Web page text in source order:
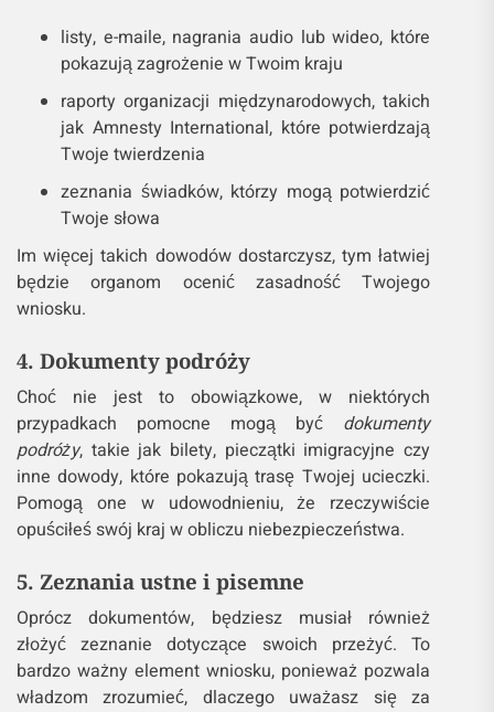
listy, e-maile, nagrania audio lub wideo, które
pokazują zagrożenie w Twoim kraju
raporty organizacji międzynarodowych, takich
jak Amnesty International, które potwierdzają
Twoje twierdzenia
zeznania świadków, którzy mogą potwierdzić
Twoje słowa
Im więcej takich dowodów dostarczysz, tym łatwiej
będzie organom ocenić zasadność Twojego
wniosku.
4. Dokumenty podróży
Choć nie jest to obowiązkowe, w niektórych
przypadkach pomocne mogą być dokumenty
podróży, takie jak bilety, pieczątki imigracyjne czy
inne dowody, które pokazują trasę Twojej ucieczki.
Pomogą one w udowodnieniu, że rzeczywiście
opuściłeś swój kraj w obliczu niebezpieczeństwa.
5. Zeznania ustne i pisemne
Oprócz dokumentów, będziesz musiał również
złożyć zeznanie dotyczące swoich przeżyć. To
bardzo ważny element wniosku, ponieważ pozwala
władzom zrozumieć, dlaczego uważasz się za